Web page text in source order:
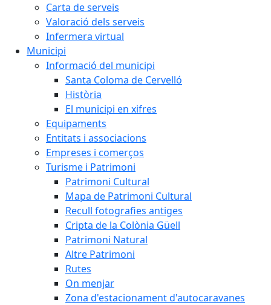
Carta de serveis
Valoració dels serveis
Infermera virtual
Municipi
Informació del municipi
Santa Coloma de Cervelló
Història
El municipi en xifres
Equipaments
Entitats i associacions
Empreses i comerços
Turisme i Patrimoni
Patrimoni Cultural
Mapa de Patrimoni Cultural
Recull fotografies antiges
Cripta de la Colònia Güell
Patrimoni Natural
Altre Patrimoni
Rutes
On menjar
Zona d'estacionament d'autocaravanes